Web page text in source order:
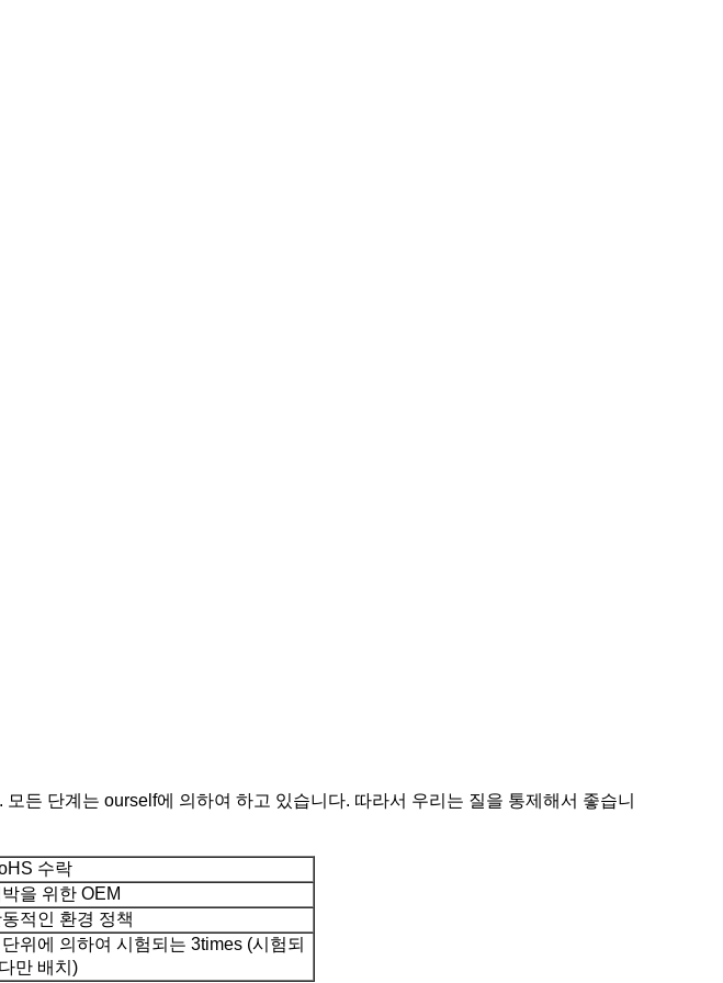
든 단계는 ourself에 의하여 하고 있습니다. 따라서 우리는 질을 통제해서 좋습니
수락
을 위한 OEM
적인 환경 정책
단위에 의하여 시험되는 3times (시험되
만 배치)